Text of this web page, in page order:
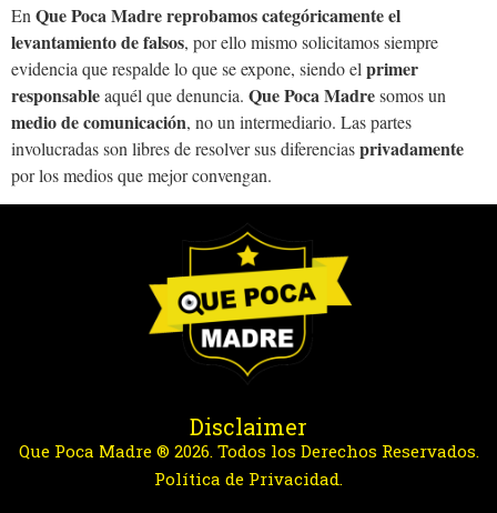
En Que Poca Madre reprobamos categóricamente el
levantamiento de falsos, por ello mismo solicitamos siempre
evidencia que respalde lo que se expone, siendo el primer
responsableaquél que denuncia. Que Poca Madresomos un
medio de comunicación, no un intermediario. Las partes
involucradas son libres de resolver sus diferenciasprivadamente
por los medios que mejor convengan.
Disclaimer
Que Poca Madre ® 2026. Todos los Derechos Reservados.
Política de Privacidad.